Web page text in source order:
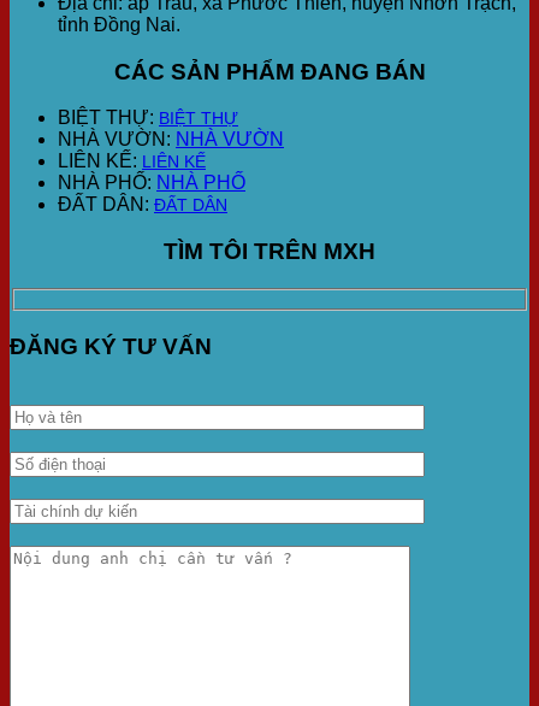
tỉnh Đồng Nai.
CÁC SẢN PHẨM ĐANG BÁN
BIỆT THỰ: BIỆT THỰ
NHÀ VƯỜN: NHÀ VƯỜN
LIÊN KẾ: LIÊN KẾ
NHÀ PHỐ: NHÀ PHỐ
ĐẤT DÂN: ĐẤT DÂN
TÌM TÔI TRÊN MXH
ĐĂNG KÝ TƯ VẤN